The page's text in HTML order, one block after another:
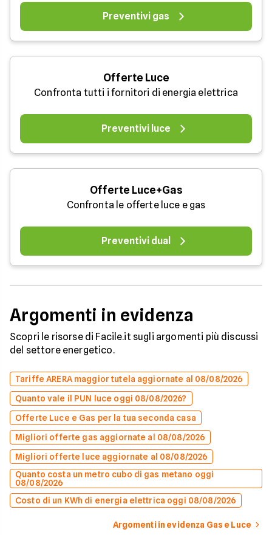
Preventivi gas
Offerte Luce
Confronta tutti i fornitori di energia elettrica
Preventivi luce
Offerte Luce+Gas
Confronta le offerte luce e gas
Preventivi dual
Argomenti in evidenza
Scopri le risorse di Facile.it sugli argomenti più discussi
del settore energetico.
Tariffe ARERA maggior tutela aggiornate al 08/08/2026
Quanto vale il PUN luce oggi 08/08/2026?
Offerte Luce e Gas per la tua seconda casa
Migliori offerte gas aggiornate al 08/08/2026
Migliori offerte luce aggiornate al 08/08/2026
Quanto costa un metro cubo di gas metano oggi
08/08/2026
Costo di un KWh di energia elettrica oggi 08/08/2026
Argomenti in evidenza Gas e Luce